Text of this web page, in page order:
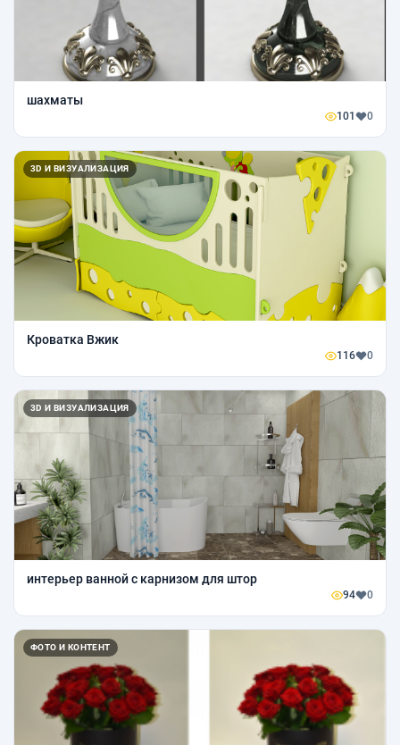
шахматы
101 0
3D И ВИЗУАЛИЗАЦИЯ
Кроватка Вжик
116 0
3D И ВИЗУАЛИЗАЦИЯ
интерьер ванной с карнизом для штор
94 0
ФОТО И КОНТЕНТ